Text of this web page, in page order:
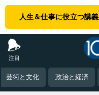
人生＆仕事に役立つ講
注目
芸術と文化 政治と経済